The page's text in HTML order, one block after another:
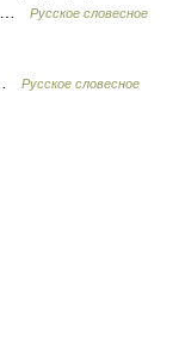
…
Русское словесное
Русское словесное